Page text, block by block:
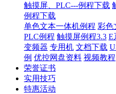
触摸屏、PLC---例程下载
例程下载
单色文本一体机例程 彩色
PLC例程 触摸屏例程3.3 E
变频器 专用机 文档下载
例 优控网盘资料 视频教程
荣誉证书
实用技巧
特惠活动